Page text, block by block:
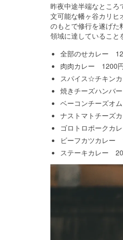
昨夜中途半端なところ
文可能な幡ヶ谷カリヒ
のもとで修行を遂げた
領域に達していること
全部のせカレー
肉肉カレー 1200
スパイス☆チキン
焼きチーズハンバ
ベーコンチーズオ
ナストマトチーズ
ゴロトロポークカ
ビーフカツカレー
ステーキカレー